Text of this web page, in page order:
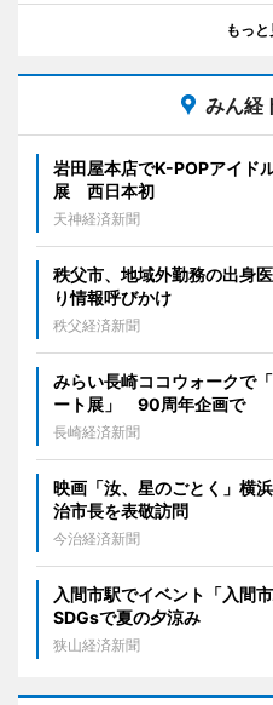
もっと
みん経
岩田屋本店でK-POPアイド
展 西日本初
天神経済新聞
秩父市、地域外勤務の出身
り情報呼びかけ
秩父経済新聞
みらい長崎ココウォークで
ート展」 90周年企画で
長崎経済新聞
映画「汝、星のごとく」横
治市長を表敬訪問
今治経済新聞
入間市駅でイベント「入間
SDGsで夏の夕涼み
狭山経済新聞